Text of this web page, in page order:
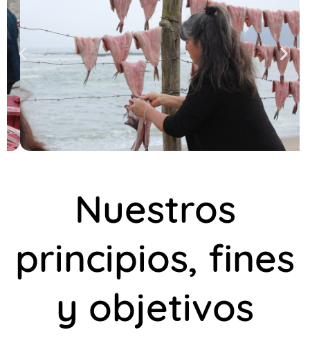
Nuestros
principios, fines
y objetivos